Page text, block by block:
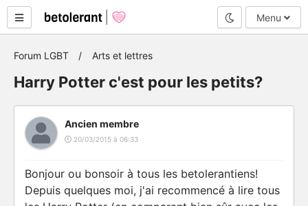
Mode nuit
Menu
Forum LGBT Arts et lettres
Harry Potter c'est pour les petits?
Ancien membre
20/03/2015 à 06:33
Bonjour ou bonsoir à tous les betolerantiens!
Depuis quelques moi, j'ai recommencé à lire tous